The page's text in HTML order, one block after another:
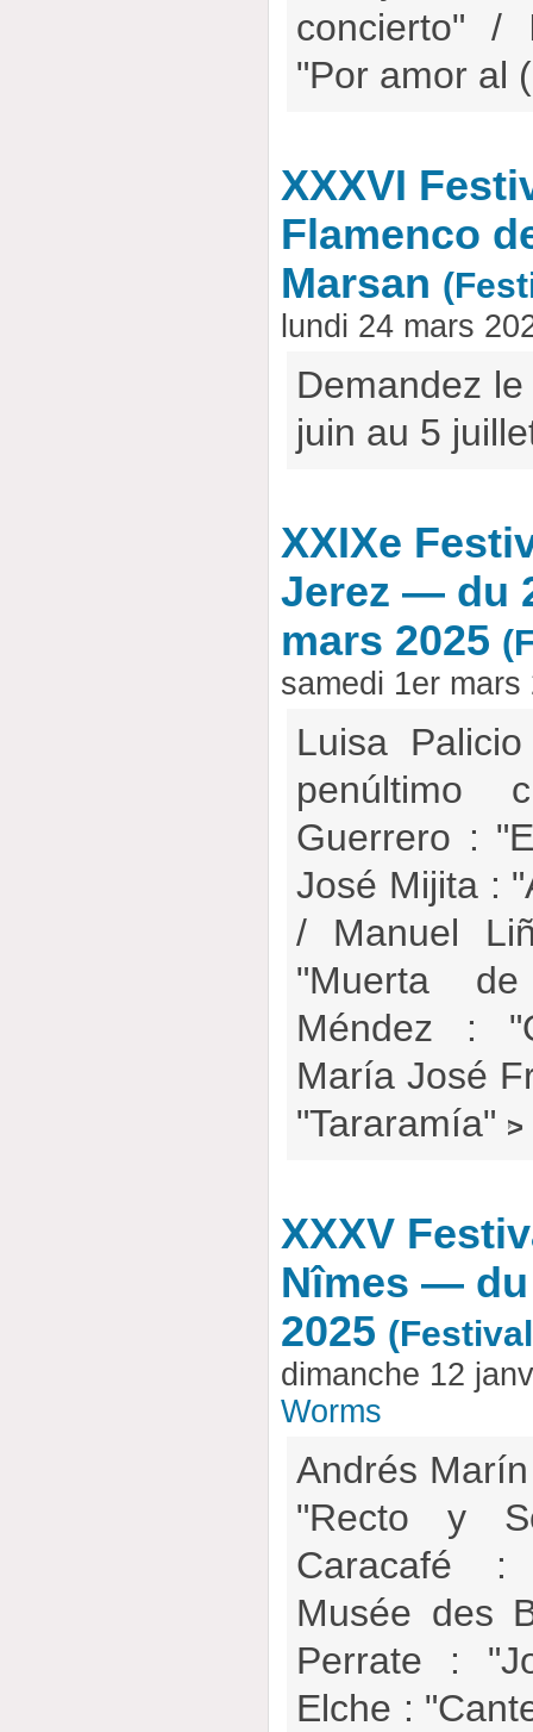
concierto" /
"Por amor
XXXVI
Flamenco
Marsan
lundi 24 mars
Demandez
juin au 5
XXIXe
Jerez — du
mars 2025
samedi 1er
Luisa
penúltimo
Guerrero :
José Mijita :
/ Manuel
"Muerta
Méndez :
María José
"Tararamía" >
XXXV
Nîmes — du
2025
dimanche 12
Worms
Andrés
"Recto y
Caracafé :
Musée des
Perrate :
Elche :